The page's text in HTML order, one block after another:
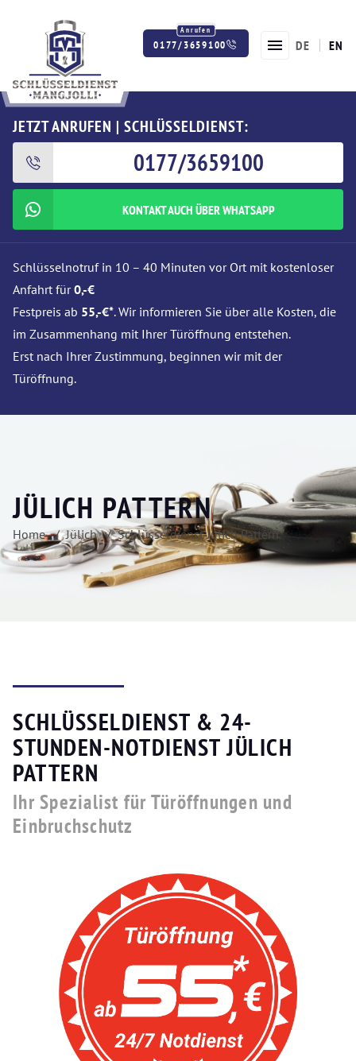
0177/3659100 DE EN
JETZT ANRUFEN | SCHLÜSSELDIENST:
0177/3659100
KONTAKT AUCH ÜBER WHATSAPP
Schlüsselnotruf in 10 – 40 Minuten vor Ort mit kostenloser
Anfahrt für0,-€
Festpreis ab 55,-€*. Wir informieren Sie über alle Kosten, die
im Zusammenhang mit Ihrer Türöffnung entstehen.
Erst nach Ihrer Zustimmung, beginnen wir mit der
Türöffnung.
JÜLICH PATTERN
Home Jülich Schlüsseldienst Jülich Pattern
SCHLÜSSELDIENST & 24-
STUNDEN-NOTDIENST JÜLICH
PATTERN
Ihr Spezialist für Türöffnungen und
Einbruchschutz